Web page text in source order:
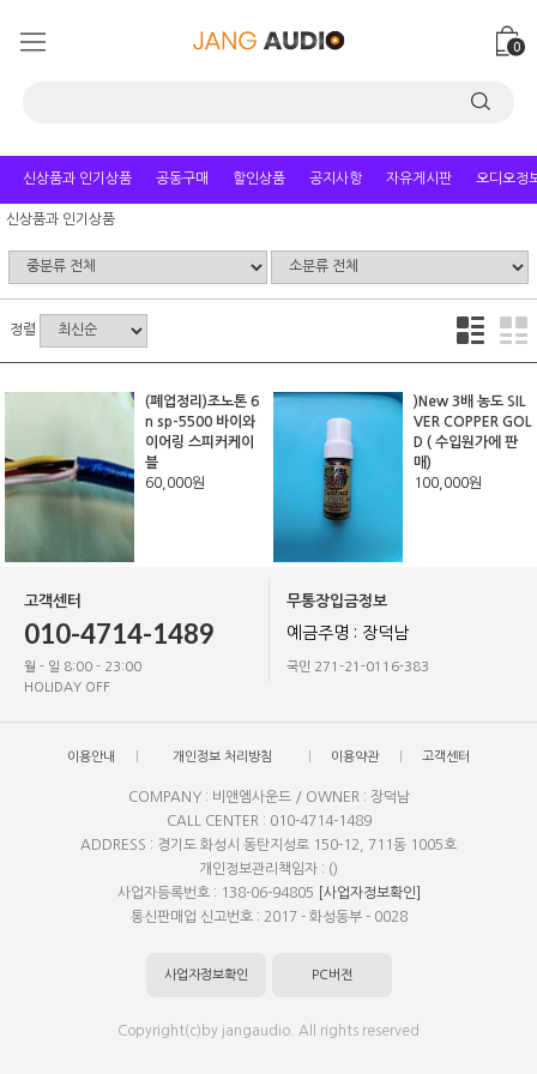
0
신상품과 인기상품 공동구매 할인상품 공지사항 자유게시판 오디오정
신상품과 인기상품
정렬
(폐업정리)조노톤 6
n sp-5500 바이와
이어링 스피커케이
블
60,000원
)New 3배 농도 SIL
VER COPPER GOL
D ( 수입원가에 판
매)
100,000원
고객센터
010-4714-1489
월 - 일 8:00 - 23:00
HOLIDAY OFF
무통장입금정보
예금주명 : 장덕남
국민 271-21-0116-383
이용안내 개인정보 처리방침 이용약관 고객센터
COMPANY : 비앤엠사운드 / OWNER : 장덕남
CALL CENTER : 010-4714-1489
ADDRESS : 경기도 화성시 동탄지성로 150-12, 711동 1005호
개인정보관리책임자 : ()
사업자등록번호 : 138-06-94805
[사업자정보확인]
통신판매업 신고번호 : 2017 - 화성동부 - 0028
사업자정보확인 PC버전
Copyright(c)by jangaudio. All rights reserved